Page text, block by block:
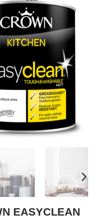
EASYCLEAN